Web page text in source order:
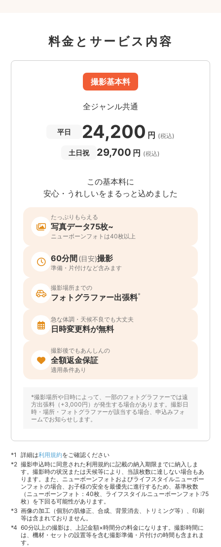
料金とサービス内容
撮影基本料
全ジャンル共通
平日 24,200 円 (税込)
土日祝 29,700 円 (税込)
この基本料に
安心・うれしいをまるっと込めました
たっぷりもらえる
写真データ75枚~
ニューボーンフォトは40枚以上
60分間(目安)撮影
準備・片付けなど含みます
撮影場所までの
フォトグラファー出張料*
急な体調・天候不良でも大丈夫
日時変更料が無料
撮影後でもあんしんの
全額返金保証
適用条件あり
*撮影場所や日時によって、一部のフォトグラファーでは遠
方出張料（+3,000円）が発生する場合があります。撮影日
時・場所・フォトグラファーが該当する場合、申込みフォ
ームでお知らせします。
詳細は利用規約をご確認ください
撮影申込時に同意された利用規約に記載の納入期限までに納入しま
す。撮影時の状況または天候等により、当該枚数に達しない場合もあ
ります。また、ニューボーンフォトおよびライフスタイルニューボー
ンフォトの場合、お子様の安全を最優先に進行するため、基準枚数
（ニューボーンフォト：40枚、ライフスタイルニューボーンフォト:75
枚）を下回る可能性があります。
画像の加工（個別の肌修正、合成、背景消去、トリミング等）、印刷
等は含まれておりません。
60分以上の撮影は、上記金額×時間分の料金になります。撮影時間に
は、機材・セットの設置等を含む撮影準備・片付けの時間も含まれま
す。